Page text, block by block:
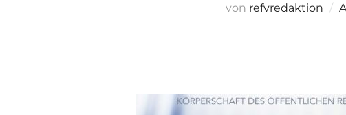
von refvredaktion